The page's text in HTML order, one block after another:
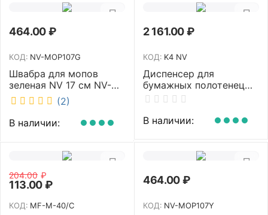
464.00₽
КОД: NV-MOP107G
Швабра для мопов
зеленая NV 17 см NV-
MOP107G (2)
В наличии:
2 161.00₽
КОД: K4 NV
Диспенсер для
бумажных полотенец
NV белый K4 NV
В наличии:
204.00 ₽
113.00₽
КОД: MF-M-40/C
464.00₽
КОД: NV-MOP107Y